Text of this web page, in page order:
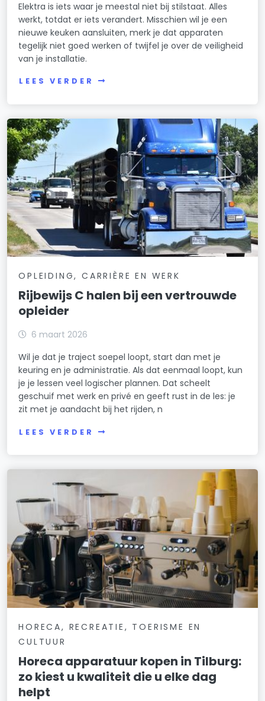
Elektra is iets waar je meestal niet bij stilstaat. Alles
werkt, totdat er iets verandert. Misschien wil je een
nieuwe keuken aansluiten, merk je dat apparaten
tegelijk niet goed werken of twijfel je over de veiligheid
van je installatie.
LEES VERDER
OPLEIDING, CARRIÈRE EN WERK
Rijbewijs C halen bij een vertrouwde
opleider
6 maart 2026
Wil je dat je traject soepel loopt, start dan met je
keuring en je administratie. Als dat eenmaal loopt, kun
je je lessen veel logischer plannen. Dat scheelt
geschuif met werk en privé en geeft rust in de les: je
zit met je aandacht bij het rijden, n
LEES VERDER
HORECA, RECREATIE, TOERISME EN
CULTUUR
Horeca apparatuur kopen in Tilburg:
zo kiest u kwaliteit die u elke dag
helpt